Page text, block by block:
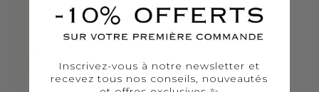
Kirghizstan
€)
Inscrivez-vous à notre newsletter et
recevez tous nos conseils, nouveautés